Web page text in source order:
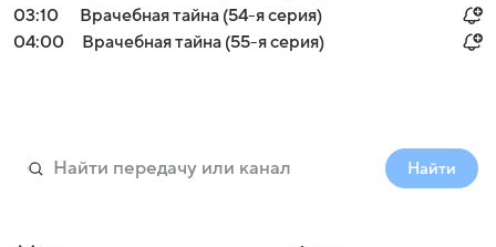
03:10
Врачебная тайна (54-я серия)
04:00
Врачебная тайна (55-я серия)
Найти